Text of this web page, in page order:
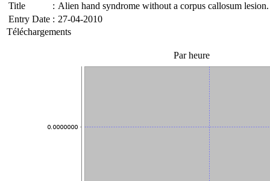
Title
: Alien hand syndrome without a corpus callosum lesion.
Entry Date : 27-04-2010
Téléchargements
Par heure